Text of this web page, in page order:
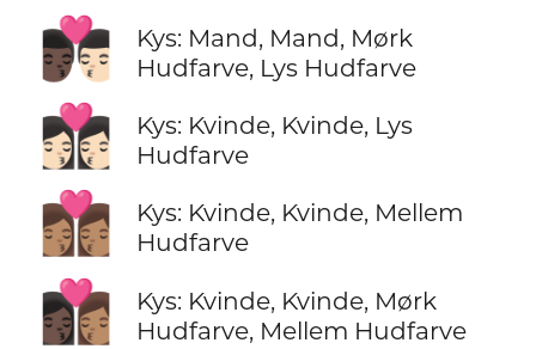
👨🏿‍❤️‍💋‍👨🏻
Kys: Mand, Mand, Mørk
Hudfarve, Lys Hudfarve
👩🏻‍❤️‍💋‍👩🏻
Kys: Kvinde, Kvinde, Lys
Hudfarve
👩🏽‍❤️‍💋‍👩🏽
Kys: Kvinde, Kvinde, Mellem
Hudfarve
👩🏿‍❤️‍💋‍👩🏽
Kys: Kvinde, Kvinde, Mørk
Hudfarve, Mellem Hudfarve